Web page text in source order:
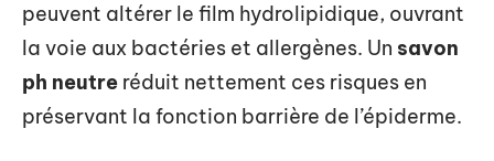
peuvent altérer le film hydrolipidique, ouvrant
la voie aux bactéries et allergènes. Un savon
ph neutre réduit nettement ces risques en
préservant la fonction barrière de l’épiderme.